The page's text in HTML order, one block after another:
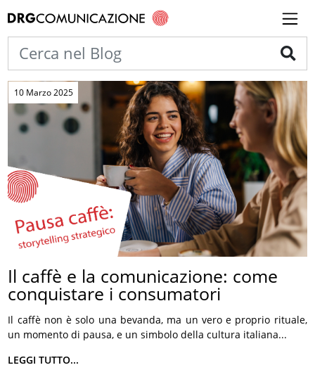
Il caffè e la comunicazione: come
conquistare i consumatori
10 Marzo 2025
Il caffè non è solo una bevanda, ma un vero e proprio rituale,
un momento di pausa, e un simbolo della cultura italiana...
LEGGI TUTTO...